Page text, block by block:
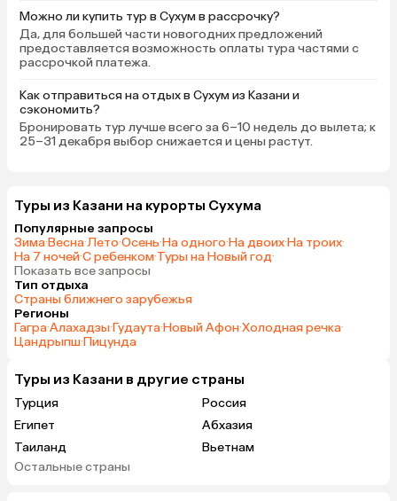
Можно ли купить тур в Сухум в рассрочку?
Да, для большей части новогодних предложений
предоставляется возможность оплаты тура частями с
рассрочкой платежа.
Как отправиться на отдых в Сухум из Казани и
сэкономить?
Бронировать тур лучше всего за 6–10 недель до вылета; к
25–31 декабря выбор снижается и цены растут.
Туры из Казани на курорты Сухума
Популярные запросы
Зима·Весна·Лето·Осень·На одного·На двоих·На троих·
На 7 ночей·С ребенком·Туры на Новый год·
Показать все запросы
Тип отдыха
Страны ближнего зарубежья
Регионы
Гагра·Алахадзы·Гудаута·Новый Афон·Холодная речка·
Цандрыпш·Пицунда
Туры из Казани в другие страны
Турция
Россия
Египет
Абхазия
Таиланд
Вьетнам
ОАЭ
Остальные страны